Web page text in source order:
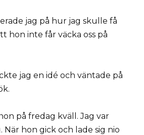
jag på hur jag skulle få
hon inte får väcka oss på
jag en idé och väntade på
på fredag kväll. Jag var
När hon gick och lade sig nio